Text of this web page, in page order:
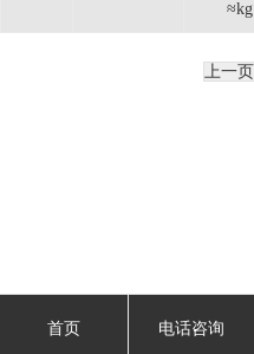
≈kg
上一页
首页 电话咨询